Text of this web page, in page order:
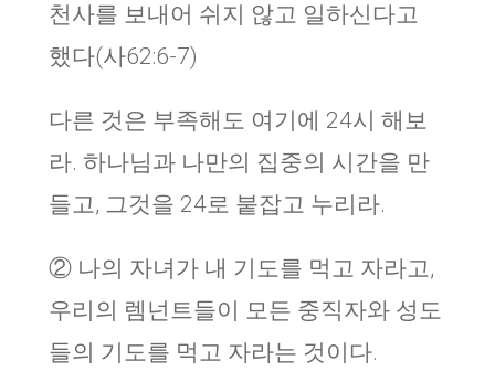
천사를 보내어 쉬지 않고 일하신다고
했다(사62:6-7)
다른 것은 부족해도 여기에 24시 해보
라. 하나님과 나만의 집중의 시간을 만
들고, 그것을 24로 붙잡고 누리라.
② 나의 자녀가 내 기도를 먹고 자라고,
우리의 렘넌트들이 모든 중직자와 성도
들의 기도를 먹고 자라는 것이다.